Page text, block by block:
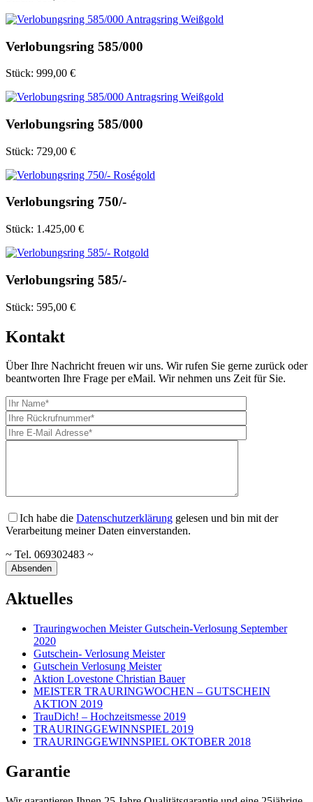
Verlobungsring 585/000
Stück: 999,00 €
Verlobungsring 585/000
Stück: 729,00 €
Verlobungsring 750/-
Stück: 1.425,00 €
Verlobungsring 585/-
Stück: 595,00 €
Kontakt
Über Ihre Nachricht freuen wir uns. Wir rufen Sie gerne zurück oder
beantworten Ihre Frage per eMail. Wir nehmen uns Zeit für Sie.
Ich habe die Datenschutzerklärung gelesen und bin mit der
Verarbeitung meiner Daten einverstanden.
~ Tel. 069302483 ~
Aktuelles
Trauringwochen Meister Gutschein-Verlosung September
2020
Gutschein- Verlosung Meister
Gutschein Verlosung Meister
Aktion Lovestone Christian Bauer
MEISTER TRAURINGWOCHEN – GUTSCHEIN
AKTION 2019
TrauDich! – Hochzeitsmesse 2019
TRAURINGGEWINNSPIEL 2019
TRAURINGGEWINNSPIEL OKTOBER 2018
Garantie